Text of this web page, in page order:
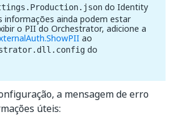
do Identity
informações ainda podem estar
o PII do Orchestrator, adicione a
ao
do
a mensagem de erro
úteis: